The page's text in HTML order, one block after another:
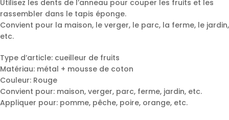
Utilisez les dents de l’anneau pour couper les fruits et les
rassembler dans le tapis éponge.
Convient pour la maison, le verger, le parc, la ferme, le jardin,
etc.
Type d’article: cueilleur de fruits
Matériau: métal + mousse de coton
Couleur: Rouge
Convient pour: maison, verger, parc, ferme, jardin, etc.
Appliquer pour: pomme, pêche, poire, orange, etc.